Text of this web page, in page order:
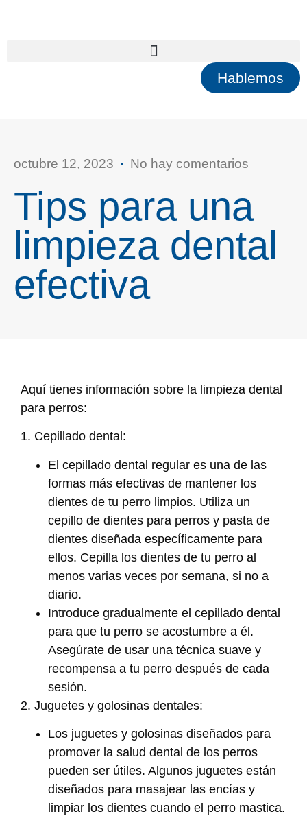
Hablemos
octubre 12, 2023 No hay comentarios
Tips para una
limpieza dental
efectiva
Aquí tienes información sobre la limpieza dental
para perros:
1. Cepillado dental:
El cepillado dental regular es una de las
formas más efectivas de mantener los
dientes de tu perro limpios. Utiliza un
cepillo de dientes para perros y pasta de
dientes diseñada específicamente para
ellos. Cepilla los dientes de tu perro al
menos varias veces por semana, si no a
diario.
Introduce gradualmente el cepillado dental
para que tu perro se acostumbre a él.
Asegúrate de usar una técnica suave y
recompensa a tu perro después de cada
sesión.
2. Juguetes y golosinas dentales:
Los juguetes y golosinas diseñados para
promover la salud dental de los perros
pueden ser útiles. Algunos juguetes están
diseñados para masajear las encías y
limpiar los dientes cuando el perro mastica.